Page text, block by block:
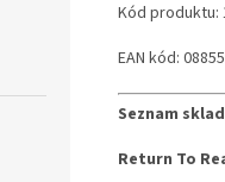
Kód produktu:
EAN kód:
Seznam
Return To